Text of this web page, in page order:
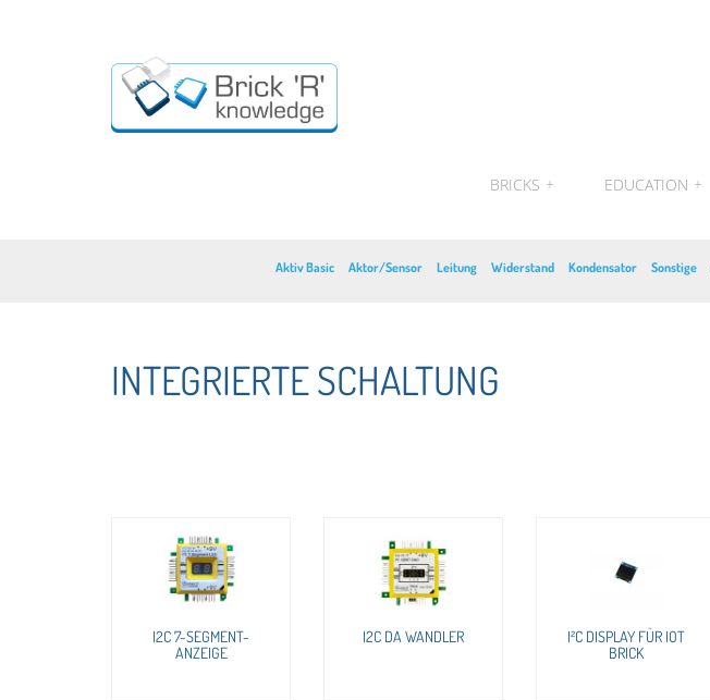
BRICKS + EDUCATION +
Aktiv Basic Aktor/Sensor Leitung Widerstand Kondensator Sonstige
INTEGRIERTE SCHALTUNG
I2C 7-SEGMENT-
ANZEIGE
I2C DA WANDLER
I²C DISPLAY FÜR IOT
BRICK